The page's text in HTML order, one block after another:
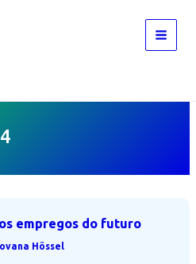
empregos do futuro
Hössel